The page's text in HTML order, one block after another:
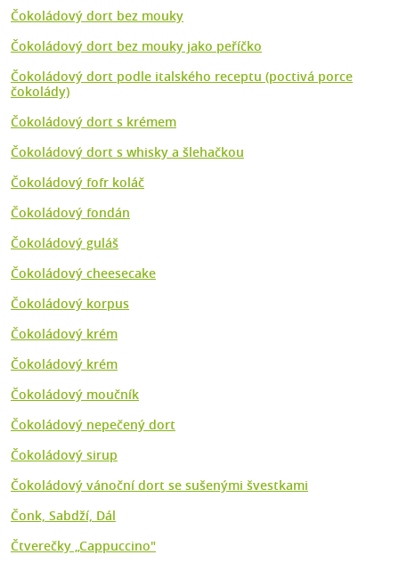
Čokoládový dort bez mouky
Čokoládový dort bez mouky jako peříčko
Čokoládový dort podle italského receptu (poctivá porce
čokolády)
Čokoládový dort s krémem
Čokoládový dort s whisky a šlehačkou
Čokoládový fofr koláč
Čokoládový fondán
Čokoládový guláš
Čokoládový cheesecake
Čokoládový korpus
Čokoládový krém
Čokoládový krém
Čokoládový moučník
Čokoládový nepečený dort
Čokoládový sirup
Čokoládový vánoční dort se sušenými švestkami
Čonk, Sabdží, Dál
Čtverečky „Cappuccino"